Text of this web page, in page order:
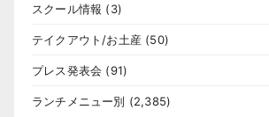
スクール情報 (3)
テイクアウト/お土産 (50)
プレス発表会 (91)
ランチメニュー別 (2,385)